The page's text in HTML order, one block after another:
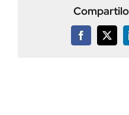
Facebook
X